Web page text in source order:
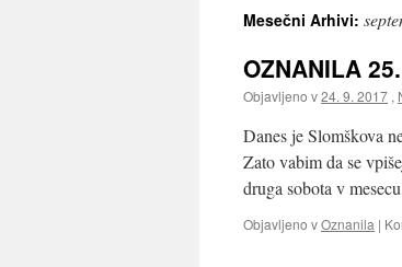
Mesečni Arhivi:
OZNANILA
Objavljeno v24. 9. 2017 ,
Danes je Slomškova
Zato vabim da se
druga sobota v
Objavljeno vOznanila |